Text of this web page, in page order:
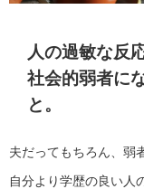
人の過敏な反
社会的弱者に
と。
夫だってもちろん、弱
自分より学歴の良い人